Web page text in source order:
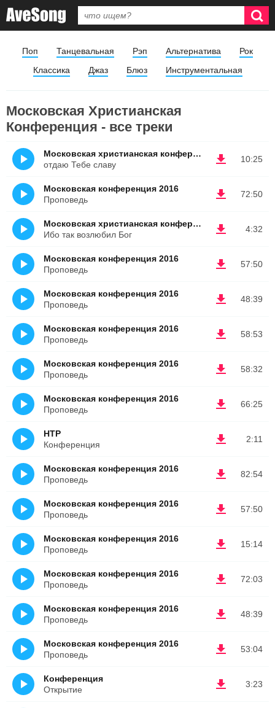
Поп Танцевальная Рэп Альтернатива
Рок
Классика
Джаз Блюз Инструментальная
Московская Христианская
Конференция - все треки
10:25
Московская христианская конференция
отдаю Тебе славу
72:50
Московская конференция 2016
Проповедь
4:32
Московская христианская конференция
Ибо так возлюбил Бог
57:50
Московская конференция 2016
Проповедь
48:39
Московская конференция 2016
Проповедь
58:53
Московская конференция 2016
Проповедь
58:32
Московская конференция 2016
Проповедь
66:25
Московская конференция 2016
Проповедь
2:11
НТР
Конференция
82:54
Московская конференция 2016
Проповедь
57:50
Московская конференция 2016
Проповедь
15:14
Московская конференция 2016
Проповедь
72:03
Московская конференция 2016
Проповедь
48:39
Московская конференция 2016
Проповедь
53:04
Московская конференция 2016
Проповедь
3:23
Конференция
Открытие